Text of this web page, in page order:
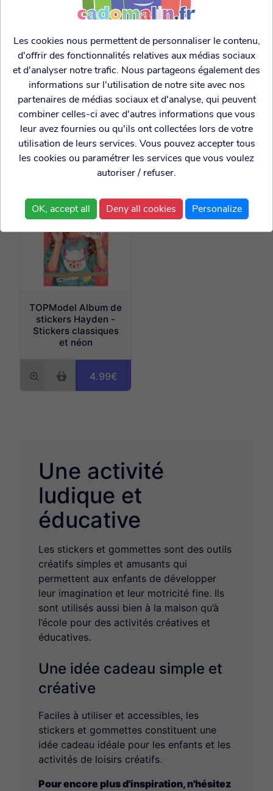
Stickers à accrocher
Chouettes pastel
1.99€
Stickers à accrocher
Elephants
1.99€
TOPModel Album de
stickers Hayden -
Stickers classiques
et néon
4.99€
Une activité
ludique et
éducative
Les stickers et gommettes sont des outils
créatifs simples et amusants qui
permettent aux enfants de développer
leur imagination et leur motricité fine. Ils
sont utilisés aussi bien à la maison qu’à
l’école pour des activités créatives et
éducatives.
Une idée cadeau simple et
créative
Faciles à utiliser et accessibles, les
stickers et gommettes constituent une
idée cadeau idéale pour les enfants et les
activités de loisirs créatifs.
Pour encore plus d'inspiration, n'hésitez
Les cookies nous permettent de personnaliser le contenu,
d'offrir des fonctionnalités relatives aux médias sociaux
et d'analyser notre trafic. Nous partageons également des
informations sur l'utilisation de notre site avec nos
partenaires de médias sociaux et d'analyse, qui peuvent
combiner celles-ci avec d'autres informations que vous
leur avez fournies ou qu'ils ont collectées lors de votre
utilisation de leurs services. Vous pouvez accepter tous
les cookies ou paramétrer les services que vous voulez
autoriser / refuser.
OK, accept all Deny all cookies Personalize